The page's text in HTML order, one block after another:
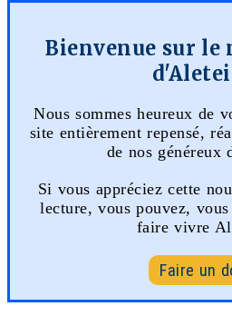
Bienvenue sur le
Nous sommes heureux de
site entièrement repensé,
de nos généreux
Si vous appréciez cette
lecture, vous pouvez,
faire vivre
Faire un